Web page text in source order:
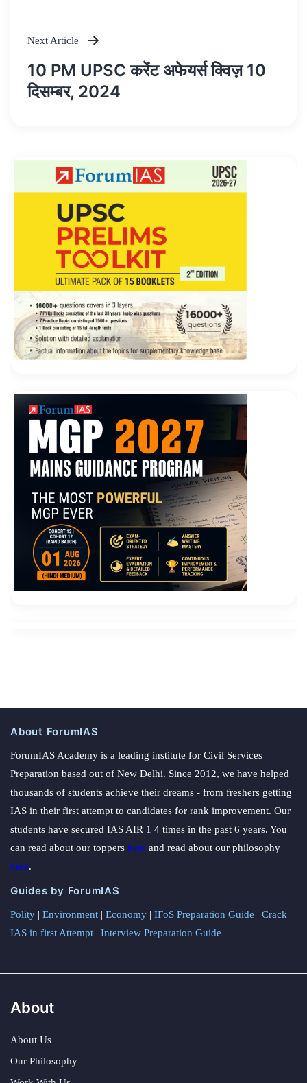
Next Article
10 PM UPSC करेंट अफेयर्स क्विज़ 10
दिसम्बर, 2024
About ForumIAS
ForumIAS Academy is a leading institute for Civil Services
Preparation based out of New Delhi. Since 2012, we have helped
thousands of students achieve their dreams - from freshers getting
IAS in their first attempt to candidates for rank improvement. Our
students have secured IAS AIR 1 4 times in the past 6 years. You
can read about our toppers here and read about our philosophy
here.
Guides by ForumIAS
Polity | Environment | Economy | IFoS Preparation Guide | Crack
IAS in first Attempt | Interview Preparation Guide
About
About Us
Our Philosophy